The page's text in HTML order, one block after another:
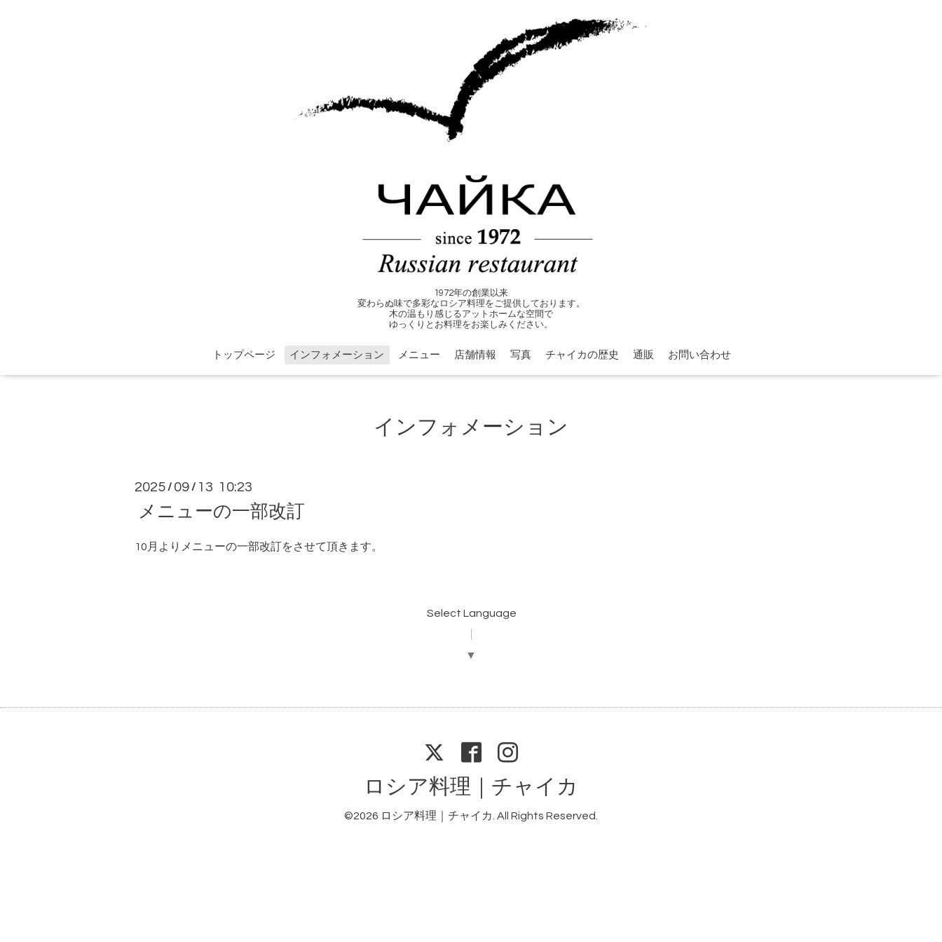
1972年の創業以来
変わらぬ味で多彩なロシア料理をご提供しております。
木の温もり感じるアットホームな空間で
ゆっくりとお料理をお楽しみください。
トップページ インフォメーション メニュー 店舗情報 写真 チャイカの歴史 通販 お問い合わせ
インフォメーション
2025 / 09 / 13 10:23
メニューの一部改訂
10月よりメニューの一部改訂をさせて頂きます。
Select Language
▼
ロシア料理｜チャイカ
©2026 ロシア料理｜チャイカ. All Rights Reserved.